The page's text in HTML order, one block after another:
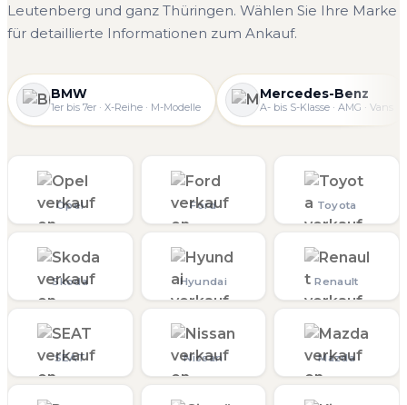
Leutenberg und ganz Thüringen. Wählen Sie Ihre Marke
für detaillierte Informationen zum Ankauf.
BMW
1er bis 7er · X-Reihe · M-Modelle
Mercedes-Benz
A- bis S-Klasse · AMG · Vans
Opel Ford Toyota
Skoda Hyundai Renault
SEAT Nissan Mazda